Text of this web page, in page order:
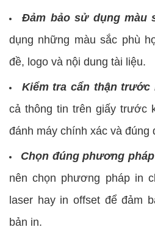
Đảm bảo sử dụng màu
dụng những màu sắc phù
đề, logo và nội dung tài liệu.
Kiểm tra cẩn thận trước
cả thông tin trên giấy trước
đánh máy chính xác và đúng
Chọn đúng phương
nên chọn phương pháp in
laser hay in offset để đảm
bản in.